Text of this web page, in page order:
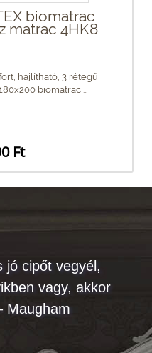
biomatrac
matrac 4HK8
hajlítható, 3 rétegű,
biomatrac,...
Ft
jó cipőt vegyél,
vagy, akkor
Maugham